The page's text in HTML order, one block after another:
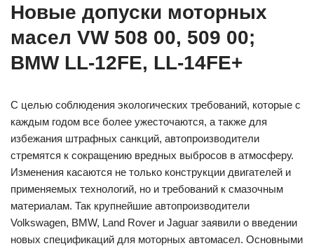
Новые допуски моторных
масел VW 508 00, 509 00;
BMW LL-12FE, LL-14FE+
С целью соблюдения экологических требований, которые с
каждым годом все более ужесточаются, а также для
избежания штрафных санкций, автопроизводители
стремятся к сокращению вредных выбросов в атмосферу.
Изменения касаются не только конструкции двигателей и
применяемых технологий, но и требований к смазочным
материалам. Так крупнейшие автопроизводители
Volkswagen, BMW, Land Rover и Jaguar заявили о введении
новых спецификаций для моторных автомасел. Основными